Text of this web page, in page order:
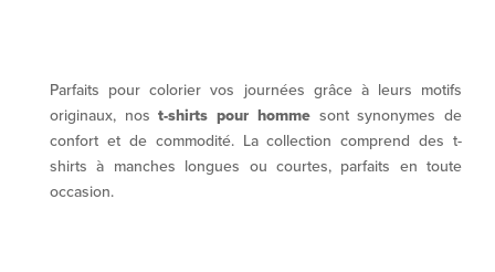
Parfaits pour colorier vos journées grâce à leurs motifs
originaux, nost-shirts pour homme sont synonymes de
confort et de commodité. La collection comprend des t-
shirts à manches longues ou courtes, parfaits en toute
occasion.